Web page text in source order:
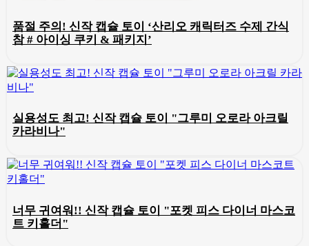
품절 주의! 신작 캡슐 토이 ‘산리오 캐릭터즈 수제 간식
참 # 아이싱 쿠키 & 패키지’
실용성도 최고! 신작 캡슐 토이 "그루미 오로라 아크릴
카라비나"
너무 귀여워!! 신작 캡슐 토이 "포켓 피스 다이너 마스코
트 키홀더"